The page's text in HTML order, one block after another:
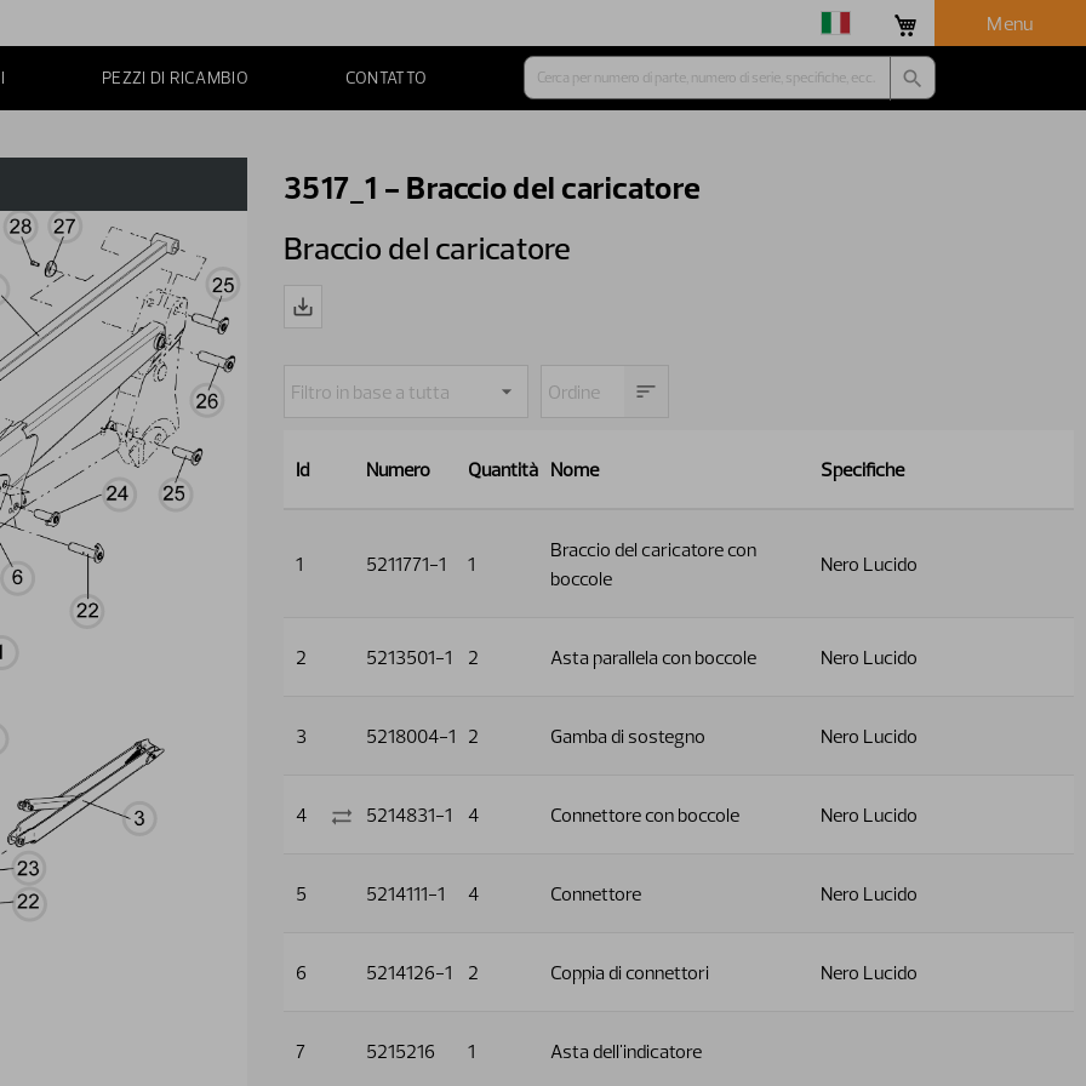
Menu
PEZZI DI RICAMBIO CONTATTO
3517_1 - Braccio del caricatore
Braccio del caricatore
Id Numero Quantità Nome Specifiche
1 5211771-1 1
Braccio del caricatore con
boccole
Nero Lucido
2 5213501-1 2 Asta parallela con boccole Nero Lucido
3 5218004-1 2 Gamba di sostegno Nero Lucido
4 5214831-1 4 Connettore con boccole Nero Lucido
5 5214111-1 4 Connettore Nero Lucido
6 5214126-1 2 Coppia di connettori Nero Lucido
7 5215216 1 Asta dell'indicatore